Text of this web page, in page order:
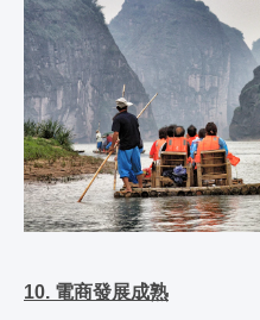
10. 電商發展成熟